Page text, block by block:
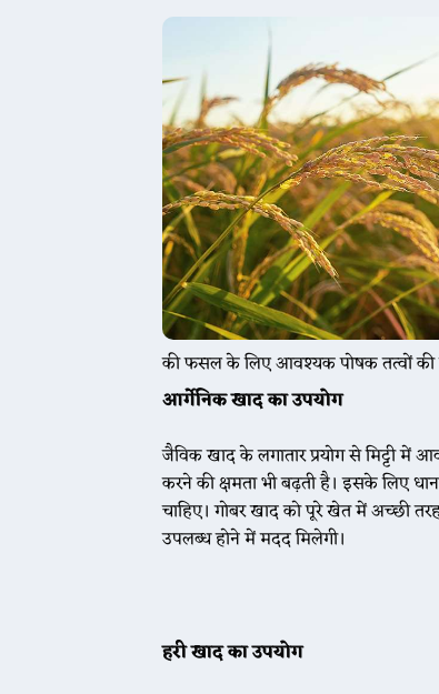
की फसल के लिए आवश्यक पोषक तत्वों की
आर्गेनिक खाद का उपयोग
जैविक खाद के लगातार प्रयोग से मिट्टी में
करने की क्षमता भी बढ़ती है। इसके लिए
चाहिए। गोबर खाद को पूरे खेत में अच्छी
उपलब्ध होने में मदद मिलेगी।
हरी खाद का उपयोग